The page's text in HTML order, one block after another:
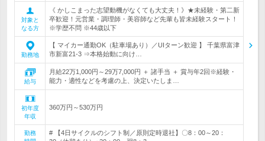
対象と
なる方
《 かしこまった志望動機がなくても大丈夫！》★未経験・第二新
卒歓迎！元営業・調理師・美容師など先輩も皆未経験スタート！
※学歴不問 ※44歳以下
勤務地
【 マイカー通勤OK（駐車場あり）／UIターン歓迎 】 千葉県富津
市新富21-3 ⇒本格始動に向け…
給与
月給22万1,000円～29万7,000円 ＋ 諸手当 ＋ 賞与年2回※経験・
能力・適性などを考慮の上、決定いたしま…
初年度
年収
360万円～530万円
勤務
# 【4日サイクルのシフト制／原則定時退社】〇8：00～20：